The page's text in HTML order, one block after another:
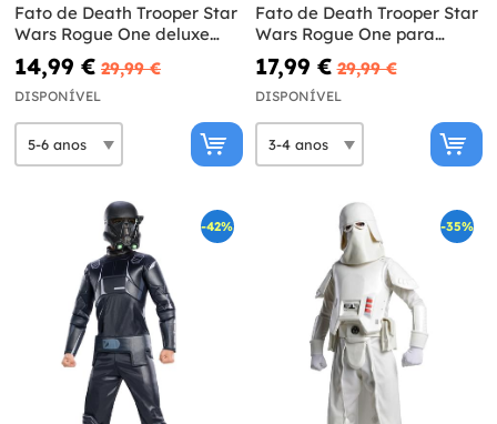
Fato de Death Trooper Star
Wars Rogue One deluxe
para criança
14,99 € 29,99 €
DISPONÍVEL
Fato de Death Trooper Star
Wars Rogue One para
menino
17,99 € 29,99 €
DISPONÍVEL
-42% -35%